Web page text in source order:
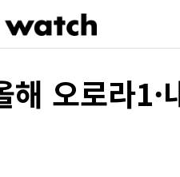
오로라1·